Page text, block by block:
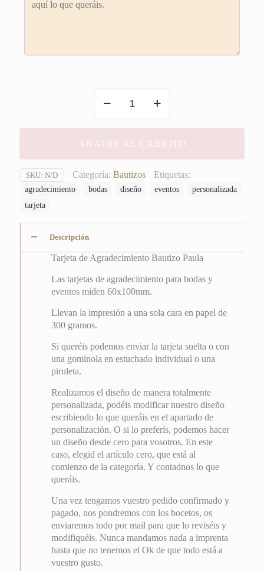
Bautizo
Paula
AÑADIR AL CARRITO
SKU: N/D Categoría: Bautizos Etiquetas:
agradecimiento bodas diseño eventos
personalizada
tarjeta
Descripción
Tarjeta de Agradecimiento Bautizo Paula
Las tarjetas de agradecimiento para bodas y
eventos miden 60x100mm.
Llevan la impresión a una sola cara en papel de
300 gramos.
Si queréis podemos enviar la tarjeta suelta o con
una gominola en estuchado individual o una
piruleta.
Realizamos el diseño de manera totalmente
personalizada, podéis modificar nuestro diseño
escribiendo lo que queráis en el apartado de
personalización. O si lo preferís, podemos hacer
un diseño desde cero para vosotros. En este
caso, elegid el artículo cero, que está al
comienzo de la categoría. Y contadnos lo que
queráis.
Una vez tengamos vuestro pedido confirmado y
pagado, nos pondremos con los bocetos, os
enviaremos todo por mail para que lo reviséis y
modifiquéis. Nunca mandamos nada a imprenta
hasta que no tenemos el Ok de que todo está a
vuestro gusto.